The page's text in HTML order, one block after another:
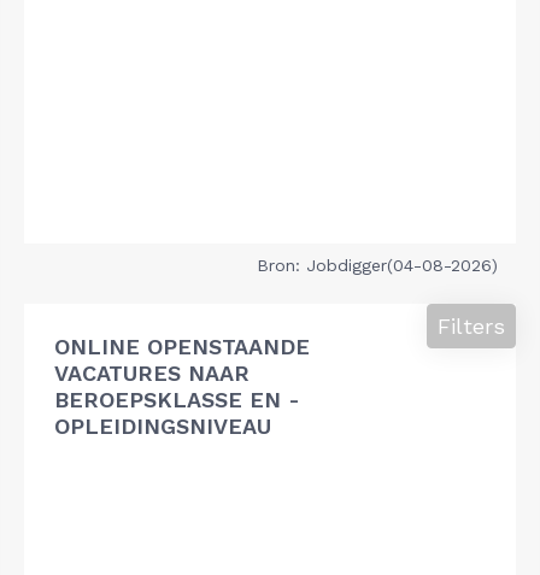
Bron: Jobdigger(04-08-2026)
ONLINE OPENSTAANDE
VACATURES NAAR
BEROEPSKLASSE EN -
OPLEIDINGSNIVEAU
Filters